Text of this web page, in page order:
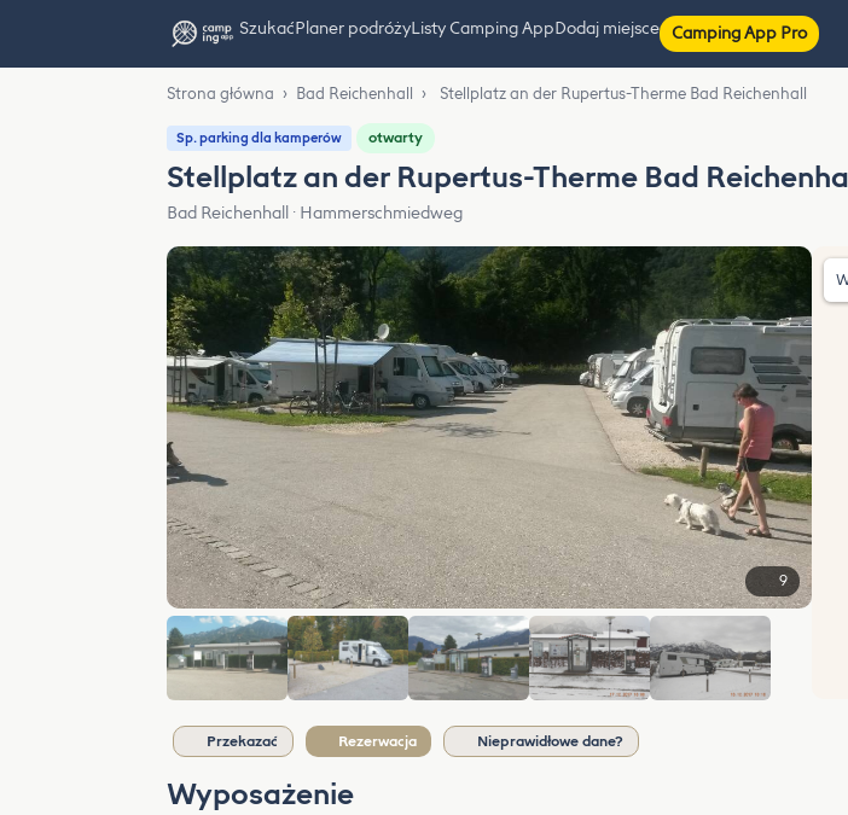
SzukaćPlaner podróżyListy Camping AppDodaj miejsce Camping App Pro
Strona główna › Bad Reichenhall › Stellplatz an der Rupertus-Therme Bad Reichenhall
Sp. parking dla kamperów otwarty
Stellplatz an der Rupertus-Therme Bad
Bad Reichenhall · Hammerschmiedweg
9
Przekazać Rezerwacja Nieprawidłowe dane?
Wyposażenie